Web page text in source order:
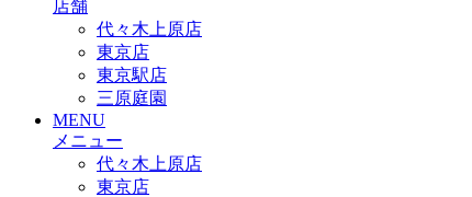
店舗
代々木上原店
東京店
東京駅店
三原庭園
MENU
メニュー
代々木上原店
東京店